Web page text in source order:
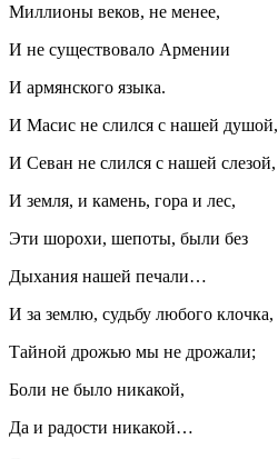
Миллионы веков, не менее,
И не существовало Армении
И армянского языка.
И Масис не слился с нашей душой,
И Севан не слился с нашей слезой,
И земля, и камень, гора и лес,
Эти шорохи, шепоты, были без
Дыхания нашей печали…
И за землю, судьбу любого клочка,
Тайной дрожью мы не дрожали;
Боли не было никакой,
Да и радости никакой…